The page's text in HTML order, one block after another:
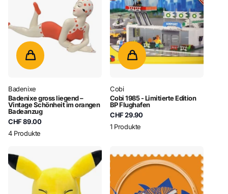
Badenixe
Badenixe gross liegend –
Vintage Schönheit im orangen
Badeanzug
CHF 89.00
4 Produkte
Cobi
Cobi 1985 - Limitierte Edition
BP Flughafen
CHF 29.90
1 Produkte